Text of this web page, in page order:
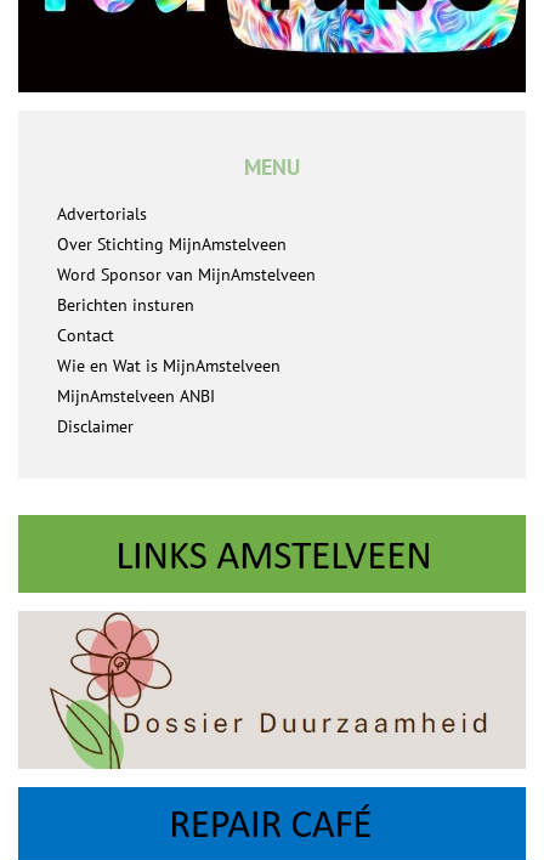
MENU
Advertorials
Over Stichting MijnAmstelveen
Word Sponsor van MijnAmstelveen
Berichten insturen
Contact
Wie en Wat is MijnAmstelveen
MijnAmstelveen ANBI
Disclaimer